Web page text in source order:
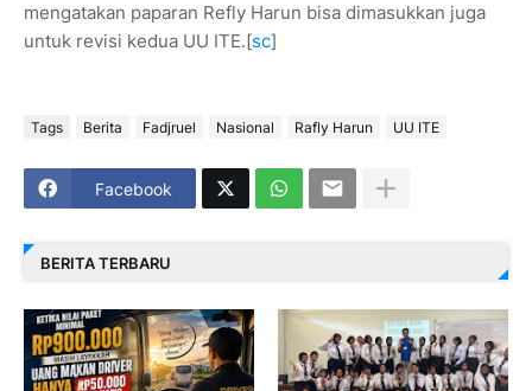
mengatakan paparan Refly Harun bisa dimasukkan juga
untuk revisi kedua UU ITE.[sc]
Tags Berita Fadjruel Nasional Rafly Harun UU ITE
Facebook
BERITA TERBARU